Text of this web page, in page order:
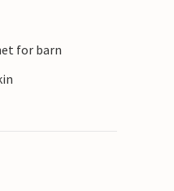
Ta en fottur
røkt sild på
for barn